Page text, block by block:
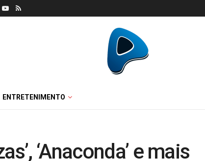
ENTRETENIMENTO
‘Anaconda’ e mais